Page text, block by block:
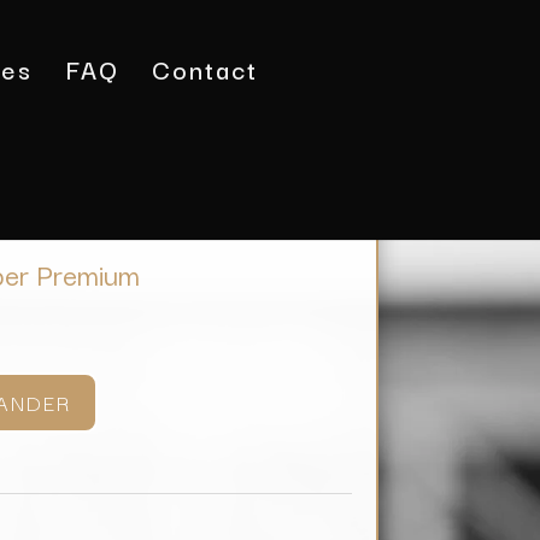
FAQ
Contact
Premium